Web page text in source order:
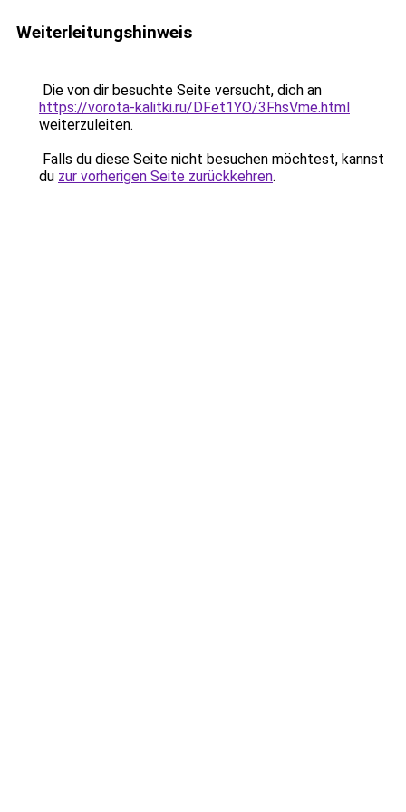
Weiterleitungshinweis
Die von dir besuchte Seite versucht, dich an
https://vorota-kalitki.ru/DFet1YO/3FhsVme.html
weiterzuleiten.
Falls du diese Seite nicht besuchen möchtest, kannst
du zur vorherigen Seite zurückkehren.